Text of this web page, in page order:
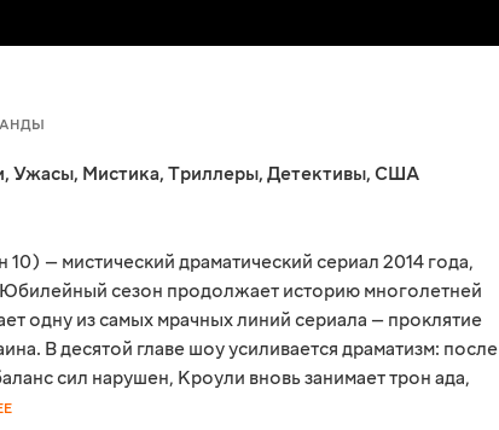
, Ужасы, Мистика, Триллеры, Детективы, США
— мистический драматический сериал 2014 года,
сезон продолжает историю многолетней
одну из самых мрачных линий сериала — проклятие
В десятой главе шоу усиливается драматизм: после
сил нарушен, Кроули вновь занимает трон ада,